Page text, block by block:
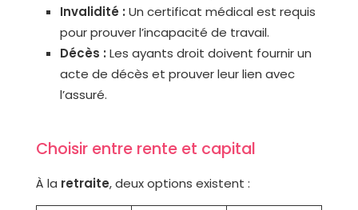
Invalidité : Un certificat médical est requis
pour prouver l’incapacité de travail.
Décès : Les ayants droit doivent fournir un
acte de décès et prouver leur lien avec
l’assuré.
Choisir entre rente et capital
À la retraite, deux options existent :